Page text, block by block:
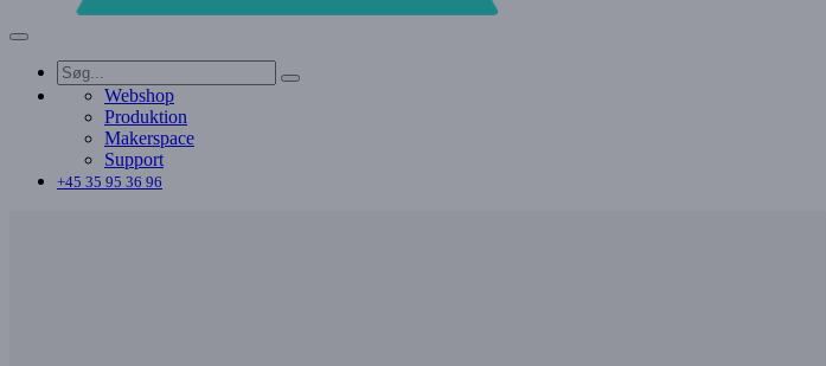
Webshop
Produktion
Makerspace
Support
+45 35 95 36 96